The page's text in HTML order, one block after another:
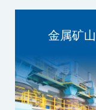
金属矿山